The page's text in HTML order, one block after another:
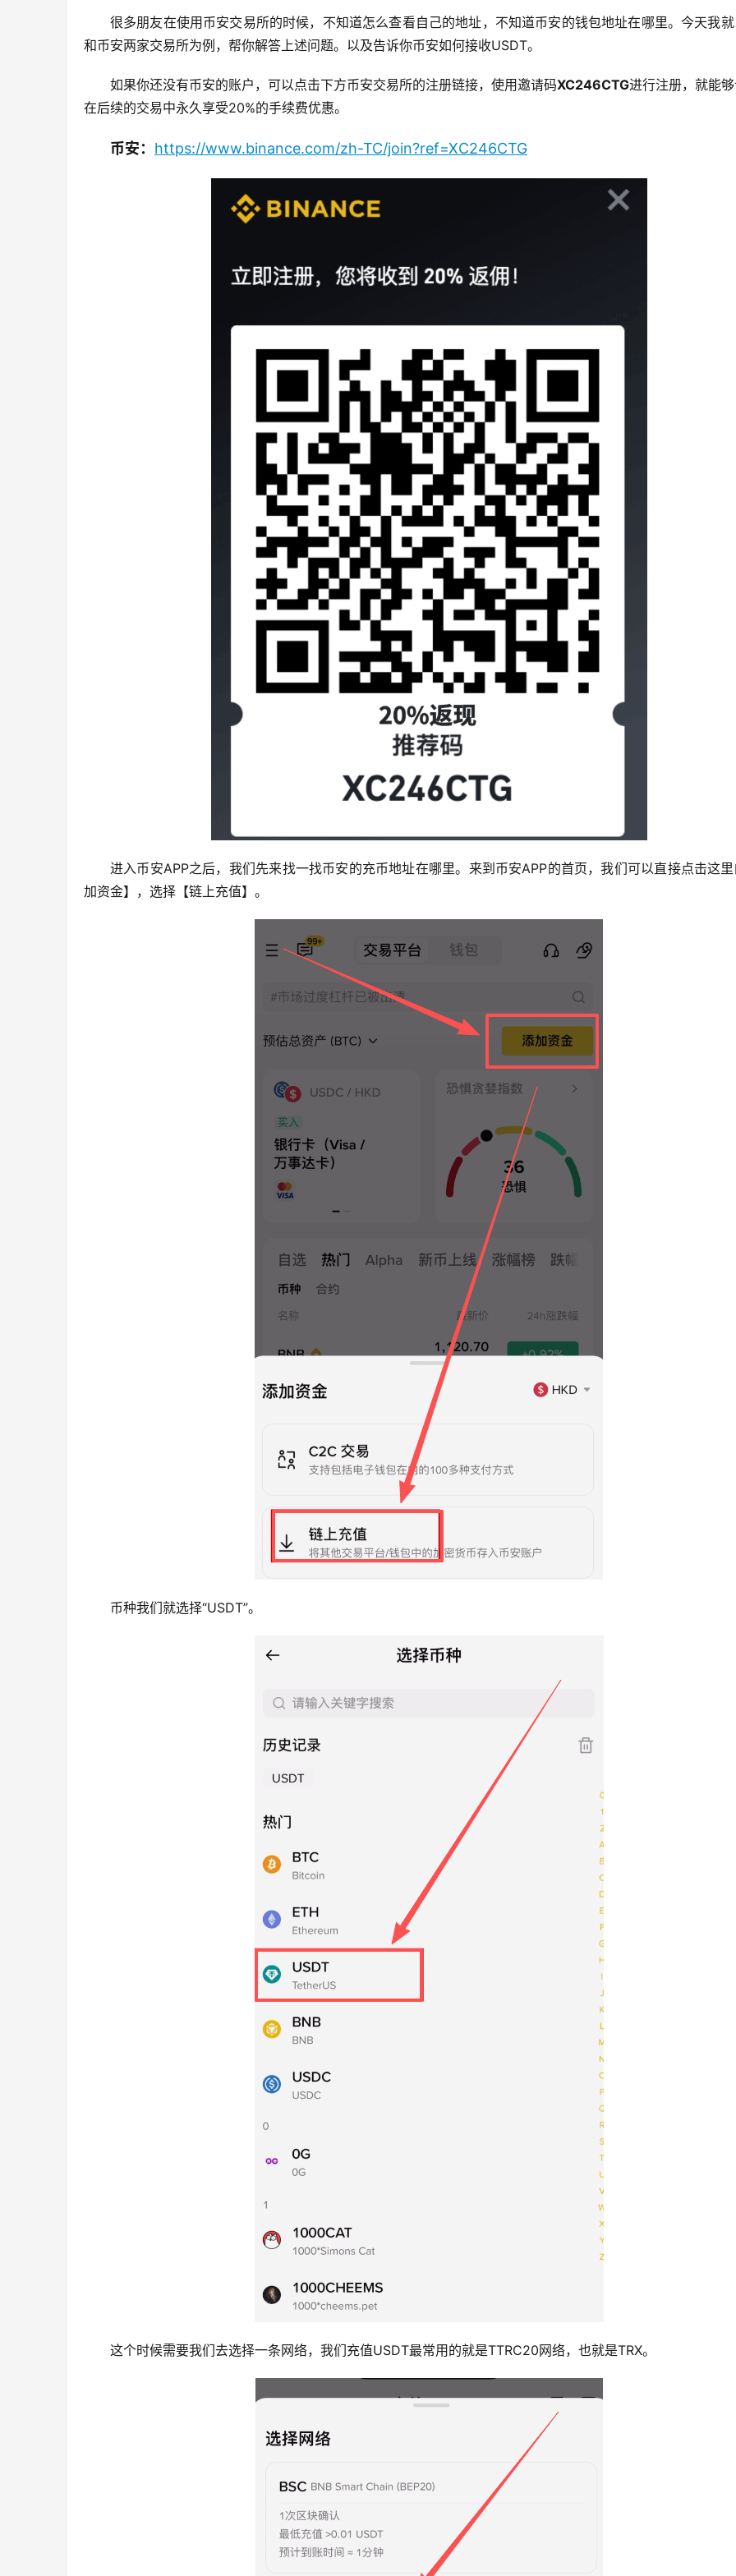
很多朋友在使用币安交易所的时候，不知道怎么查看自己的地址，不知道币安的钱包地址在哪里。今天我
和币安两家交易所为例，帮你解答上述问题。以及告诉你币安如何接收USDT。
如果你还没有币安的账户，可以点击下方币安交易所的注册链接，使用邀请码XC246CTG进行注册，就能
在后续的交易中永久享受20%的手续费优惠。
币安： https://www.binance.com/zh-TC/join?ref=XC246CTG
进入币安APP之后，我们先来找一找币安的充币地址在哪里。来到币安APP的首页，我们可以直接点击这
加资金】，选择【链上充值】。
币种我们就选择“USDT”。
这个时候需要我们去选择一条网络，我们充值USDT最常用的就是TTRC20网络，也就是TRX。